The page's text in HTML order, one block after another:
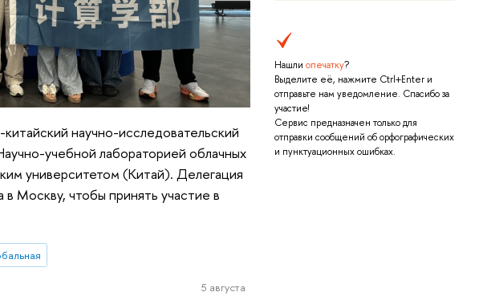
Нашли опечатку?
Выделите её, нажмите Ctrl+Enter и
отправьте нам уведомление. Спасибо за
участие!
Сервис предназначен только для
отправки сообщений об орфографических
и пунктуационных ошибках.
научно-исследовательский
учебной лабораторией облачных
университетом (Китай). Делегация
Москву, чтобы принять участие в
5 августа